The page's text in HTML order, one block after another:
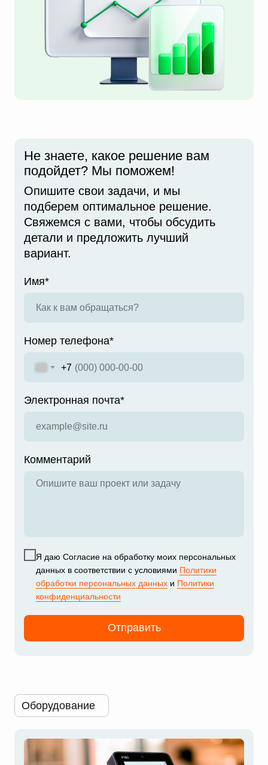
Не знаете, какое решение вам
подойдет? Мы поможем!
Опишите свои задачи, и мы
подберем оптимальное решение.
Свяжемся с вами, чтобы обсудить
детали и предложить лучший
вариант.
Имя*
Номер телефона*
+7
Электронная почта*
Комментарий
Я даю Cогласие на обработку моих персональных
данных в соответствии с условиями Политики
обработки персональных данных и Политики
конфиденциальности
Отправить
Оборудование